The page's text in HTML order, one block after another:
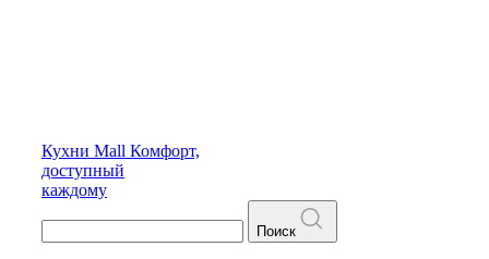
Кухни Mall Комфорт,
доступный
каждому
Поиск